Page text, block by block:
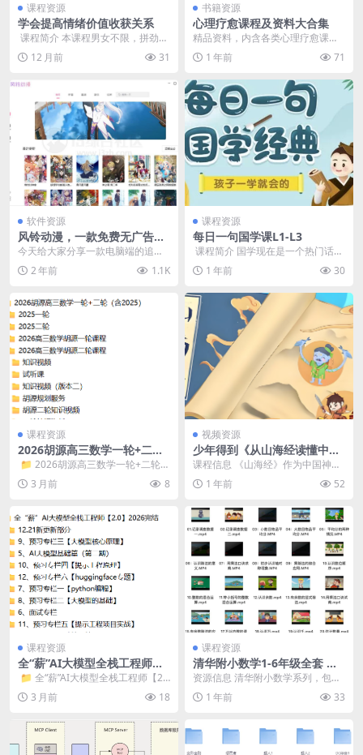
课程资源
学会提高情绪价值收获关系
​ 课程简介 本课程男女不限，拼劲全
力却无法收获良好人际关系的职场
人；付出很多，...
12 月前 31
书籍资源
心理疗愈课程及资料大合集
精品资料，内含各类心理疗愈课
程，包括原生家庭疗愈、自我心理
完善、精神内耗自救指南...
1 年前 71
软件资源
风铃动漫，一款免费无广告的
电脑端追番神器！
今天给大家分享一款电脑端的追番
神器——「风铃动漫」。 高清、免
费、无删减、无广告...
2 年前 1.1K
课程资源
每日一句国学课L1-L3
​ 课程简介 国学现在是一个热门话
题，家长们很疑惑，我们以前也没
学过，还不是这样...
1 年前 30
课程资源
2026胡源高三数学一轮+二轮
（含2025）
​ 📁 2026胡源高三数学一轮+二轮
（含2025） 📁 2025...
3 月前 8
视频资源
少年得到《从山海经读懂中国
神话》
课程信息 《山海经》作为中国神话
的重要源头，为青少年理解中华文
化提供了独特视角。...
1 年前 52
课程资源
全“薪”AI大模型全栈工程师
【2.0】| 2026完结
​ 📁 全“薪”AI大模型全栈工程师【2.
0】2026完结 📁 1...
3 月前 18
课程资源
清华附小数学1-6年级全套 人
教版+北师版
资源信息 清华附小数学系列，包含
1-6年级完整版。每集由3-5分钟生
动有趣的动画...
1 年前 33